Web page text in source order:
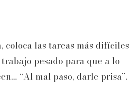
coloca las tareas más difíciles
pesado para que a lo
“Al mal paso, darle prisa”.